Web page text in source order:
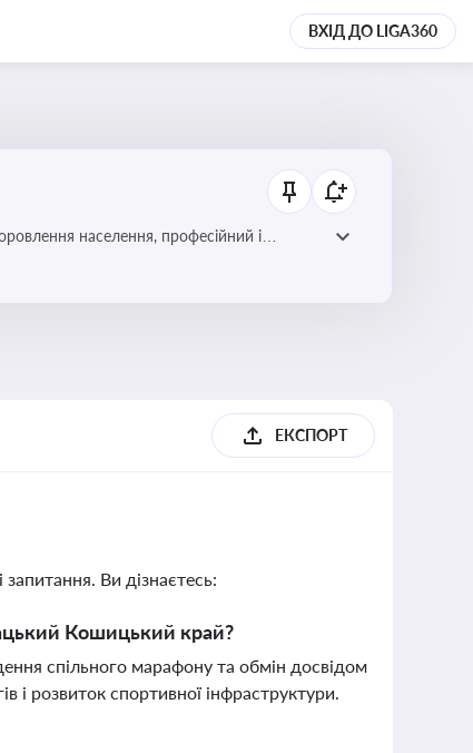
ВХІД ДО LIGA360
населення, професійний і
ЕКСПОРТ
запитання. Ви дізнаєтесь:
Кошицький край?
спільного марафону та обмін досвідом
і розвиток спортивної інфраструктури.